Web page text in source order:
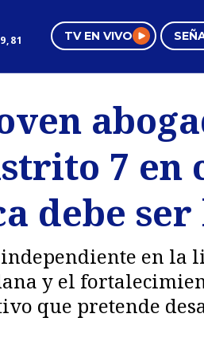
TV EN VIVO
Mujer
7 en
debe
en la
y el
que pretende